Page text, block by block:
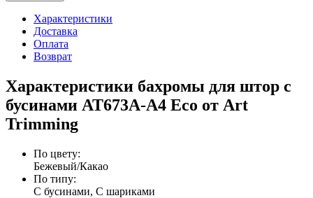
Характеристики
Доставка
Оплата
Возврат
Характеристики бахромы для штор с
бусинами AT673A-A4 Eco от Art
Trimming
По цвету:
Бежевый/Какао
По типу:
С бусинами, С шариками